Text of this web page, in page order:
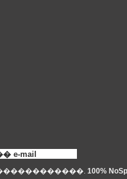
женщину лучше
даже слишком. Но после